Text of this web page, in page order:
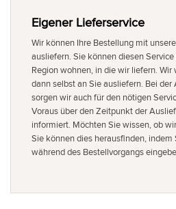
Eigener Lieferservice
Wir können Ihre Bestellung mit
ausliefern. Sie können diesen
Region wohnen, in die wir liefern.
dann selbst an Sie ausliefern. Bei
sorgen wir auch für den nötigen
Voraus über den Zeitpunkt der
informiert. Möchten Sie wissen, ob
Sie können dies herausfinden, indem
während des Bestellvorgangs